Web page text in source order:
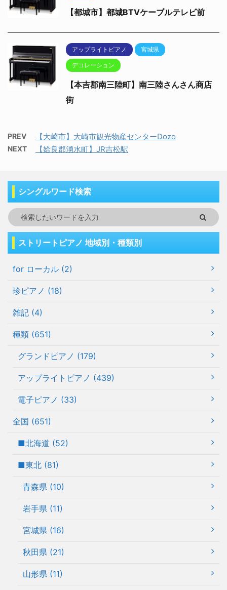
【都城市】都城BTVケーブルテレビ前
アップライトピアノ 宮城県
デコレーション
【本吉郡南三陸町】南三陸さんさん商店
街
PREV 【大崎市】大崎市観光物産センターDozo
NEXT 【姶良郡湧水町】JR吉松駅
シングルワード検索
ストリートピアノ 地域別・種類別
for ローカル (2)
珍ピアノ (18)
雑記 (4)
種類 (651)
グランドピアノ (179)
アップライトピアノ (439)
電子ピアノ (33)
全国 (651)
■北海道 (52)
■東北 (81)
青森県 (10)
岩手県 (11)
宮城県 (16)
秋田県 (21)
山形県 (11)